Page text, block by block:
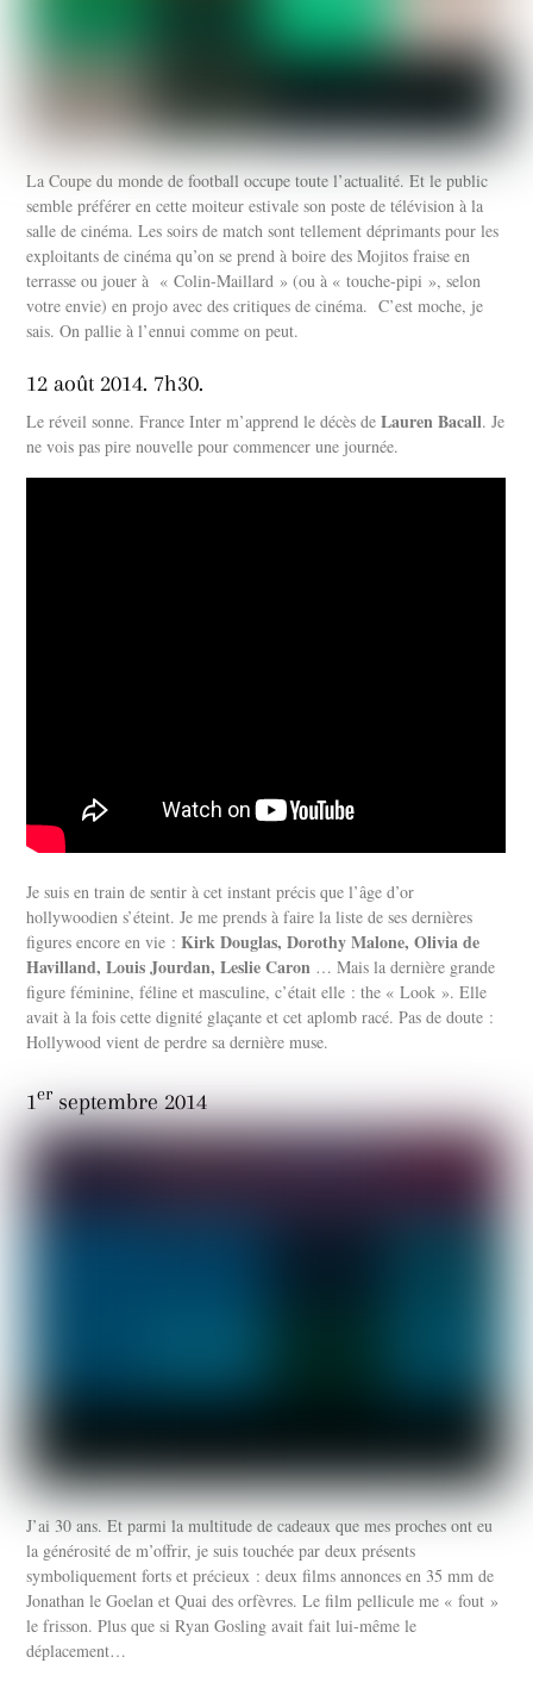
La Coupe du monde de football occupe toute l’actualité. Et le public
semble préférer en cette moiteur estivale son poste de télévision à la
salle de cinéma. Les soirs de match sont tellement déprimants pour les
exploitants de cinéma qu’on se prend à boire des Mojitos fraise en
terrasse ou jouer à « Colin-Maillard » (ou à « touche-pipi », selon
votre envie) en projo avec des critiques de cinéma. C’est moche, je
sais. On pallie à l’ennui comme on peut.
12 août 2014. 7h30.
Le réveil sonne. France Inter m’apprend le décès deLauren Bacall. Je
ne vois pas pire nouvelle pour commencer une journée.
Je suis en train de sentir à cet instant précis que l’âge d’or
hollywoodien s’éteint. Je me prends à faire la liste de ses dernières
figures encore en vie :Kirk Douglas, Dorothy Malone, Olivia de
Havilland, Louis Jourdan, Leslie Caron … Mais la dernière grande
figure féminine, féline et masculine, c’était elle : the « Look ». Elle
avait à la fois cette dignité glaçante et cet aplomb racé. Pas de doute :
Hollywood vient de perdre sa dernière muse.
1erseptembre 2014
J’ai 30 ans. Et parmi la multitude de cadeaux que mes proches ont eu
la générosité de m’offrir, je suis touchée par deux présents
symboliquement forts et précieux : deux films annonces en 35 mm de
Jonathan le Goelan et Quai des orfèvres. Le film pellicule me « fout »
le frisson. Plus que si Ryan Gosling avait fait lui-même le
déplacement…